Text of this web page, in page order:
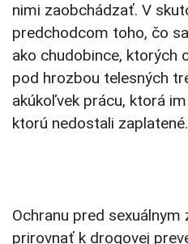
nimi zaobchádzať. V
predchodcom toho, čo
ako chudobince, ktorých
pod hrozbou telesných
akúkoľvek prácu, ktorá
ktorú nedostali zaplatené.
Ochranu pred
prirovnať k drogovej